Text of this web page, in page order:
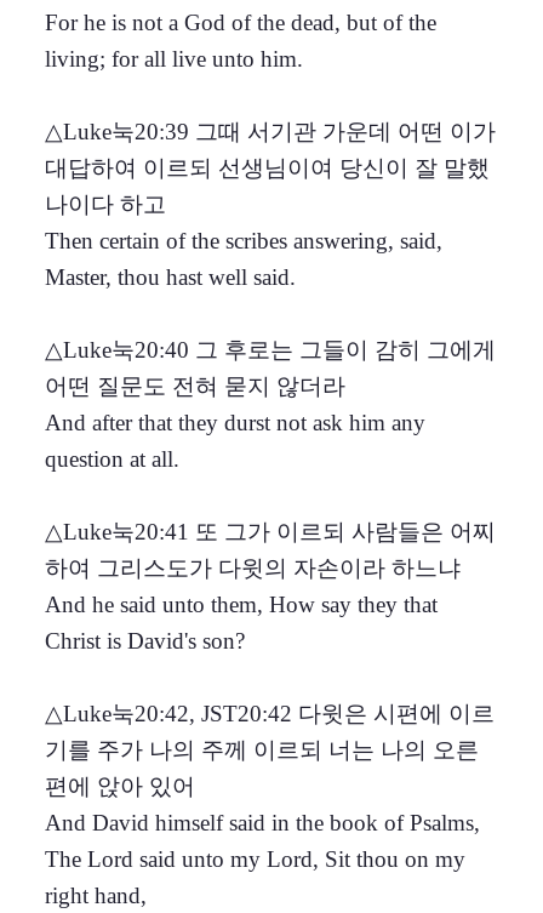
For he is not a God of the dead, but of the
living; for all live unto him.
△Luke눅20:39 그때 서기관 가운데 어떤 이가
대답하여 이르되 선생님이여 당신이 잘 말했
나이다 하고
Then certain of the scribes answering, said,
Master, thou hast well said.
△Luke눅20:40 그 후로는 그들이 감히 그에게
어떤 질문도 전혀 묻지 않더라
And after that they durst not ask him any
question at all.
△Luke눅20:41 또 그가 이르되 사람들은 어찌
하여 그리스도가 다윗의 자손이라 하느냐
And he said unto them, How say they that
Christ is David's son?
△Luke눅20:42, JST20:42 다윗은 시편에 이르
기를 주가 나의 주께 이르되 너는 나의 오른
편에 앉아 있어
And David himself said in the book of Psalms,
The Lord said unto my Lord, Sit thou on my
right hand,